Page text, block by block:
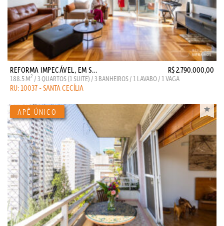
REFORMA IMPECÁVEL, EM S... R$ 2.790.000,00
188.5 M2 / 3 QUARTOS (1 SUITE) / 3 BANHEIROS / 1 LAVABO / 1 VAGA
RU: 10037 - SANTA CECÍLIA